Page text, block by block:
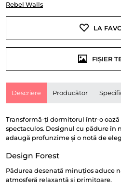
Rebel Walls
LA
FIȘIER
Descriere Producător
Transformă-ți dormitorul într-o
spectaculos. Designul cu pădure în
adaugă profunzime și o notă de
Design Forest
Pădurea desenată minuțios aduce
atmosferă relaxantă și primitoare.